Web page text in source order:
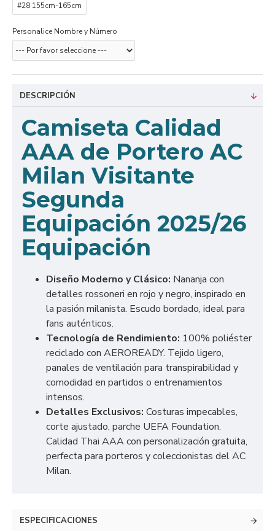
#28 155cm-165cm
Personalice Nombre y Número
DESCRIPCIÓN
Camiseta Calidad
AAA de Portero AC
Milan Visitante
Segunda
Equipación 2025/26
Equipación
Diseño Moderno y Clásico: Nananja con
detalles rossoneri en rojo y negro, inspirado en
la pasión milanista. Escudo bordado, ideal para
fans auténticos.
Tecnología de Rendimiento: 100% poliéster
reciclado con AEROREADY. Tejido ligero,
panales de ventilación para transpirabilidad y
comodidad en partidos o entrenamientos
intensos.
Detalles Exclusivos: Costuras impecables,
corte ajustado, parche UEFA Foundation.
Calidad Thai AAA con personalización gratuita,
perfecta para porteros y coleccionistas del AC
Milan.
ESPECIFICACIONES